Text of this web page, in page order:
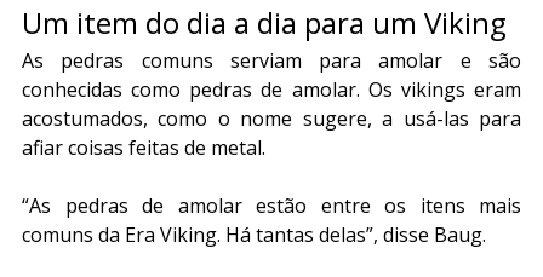
Um item do dia a dia para um Viking
As pedras comuns serviam para amolar e são
conhecidas como pedras de amolar. Os vikings eram
acostumados, como o nome sugere, a usá-las para
afiar coisas feitas de metal.
“As pedras de amolar estão entre os itens mais
comuns da Era Viking. Há tantas delas”, disse Baug.